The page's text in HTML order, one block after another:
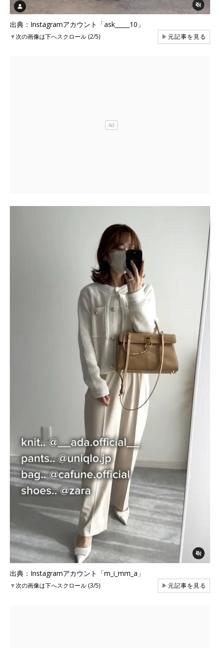
出典：Instagramアカウント「ask_____10」
▼次の画像は下へスクロール (2/5) ▶元記事を見る
出典：Instagramアカウント「m_i_mm_a」
▼次の画像は下へスクロール (3/5) ▶元記事を見る